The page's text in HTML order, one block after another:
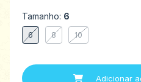
Tamanho: 6
6 8 10